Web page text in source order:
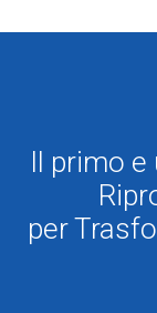
Il primo e
per